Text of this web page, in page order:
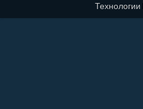
Технологии